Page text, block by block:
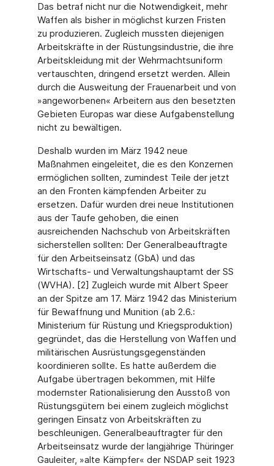
Das betraf nicht nur die Notwendigkeit, mehr
Waffen als bisher in möglichst kurzen Fristen
zu produzieren. Zugleich mussten diejenigen
Arbeitskräfte in der Rüstungsindustrie, die ihre
Arbeitskleidung mit der Wehrmachtsuniform
vertauschten, dringend ersetzt werden. Allein
durch die Ausweitung der Frauenarbeit und von
»angeworbenen« Arbeitern aus den besetzten
Gebieten Europas war diese Aufgabenstellung
nicht zu bewältigen.
Deshalb wurden im März 1942 neue
Maßnahmen eingeleitet, die es den Konzernen
ermöglichen sollten, zumindest Teile der jetzt
an den Fronten kämpfenden Arbeiter zu
ersetzen. Dafür wurden drei neue Institutionen
aus der Taufe gehoben, die einen
ausreichenden Nachschub von Arbeitskräften
sicherstellen sollten: Der Generalbeauftragte
für den Arbeitseinsatz (GbA) und das
Wirtschafts- und Verwaltungshauptamt der SS
(WVHA). [2] Zugleich wurde mit Albert Speer
an der Spitze am 17. März 1942 das Ministerium
für Bewaffnung und Munition (ab 2.6.:
Ministerium für Rüstung und Kriegsproduktion)
gegründet, das die Herstellung von Waffen und
militärischen Ausrüstungsgegenständen
koordinieren sollte. Es hatte außerdem die
Aufgabe übertragen bekommen, mit Hilfe
modernster Rationalisierung den Ausstoß von
Rüstungsgütern bei einem zugleich möglichst
geringen Einsatz von Arbeitskräften zu
beschleunigen. Generalbeauftragter für den
Arbeitseinsatz wurde der langjährige Thüringer
Gauleiter, »alte Kämpfer« der NSDAP seit 1923